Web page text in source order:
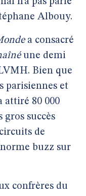
Albouy.
a consacré
une demi
Bien que
parisiennes et
attiré 80 000
gros succès
de
buzz sur
confrères du